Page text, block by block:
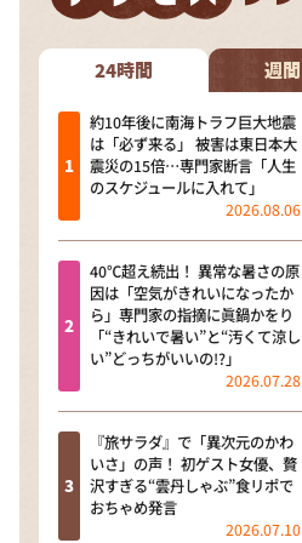
24時間 週間
約10年後に南海トラフ巨大地震
は「必ず来る」 被害は東日本大
震災の15倍…専門家断言「人生
のスケジュールに入れて」
2026.08.06
40℃超え続出！ 異常な暑さの原
因は「空気がきれいになったか
ら」専門家の指摘に眞鍋かをり
「“きれいで暑い”と“汚くて涼し
い”どっちがいいの!?」
2026.07.28
『旅サラダ』で「異次元のかわ
いさ」の声！ 初ゲスト女優、贅
沢すぎる“雲丹しゃぶ”食リポで
おちゃめ発言
2026.07.10